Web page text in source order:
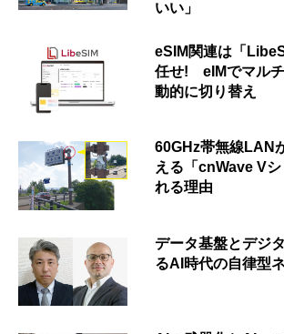
いい」
eSIM関連は「
任せ! eIMでマル
動的に切り替え
60GHz帯無線LAN
える「cnWave V
れる理由
データ基盤とデジ
るAI時代の自律型